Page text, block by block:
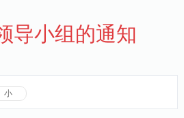
导小组的通知
小